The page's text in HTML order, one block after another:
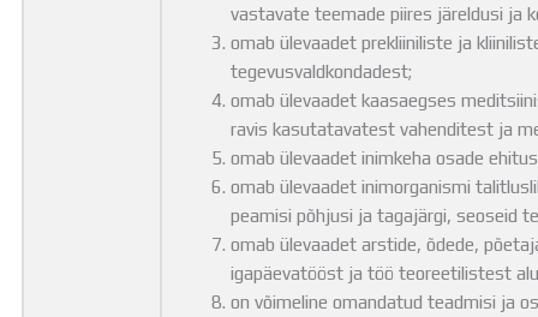
vastavate teemade piires järeldusi ja
omab ülevaadet prekliiniliste ja
tegevusvaldkondadest;
omab ülevaadet kaasaegses
ravis kasutatavatest vahenditest ja
omab ülevaadet inimkeha osade
omab ülevaadet inimorganismi
peamisi põhjusi ja tagajärgi, seoseid
omab ülevaadet arstide, õdede,
igapäevatööst ja töö teoreetilistest
on võimeline omandatud teadmisi ja